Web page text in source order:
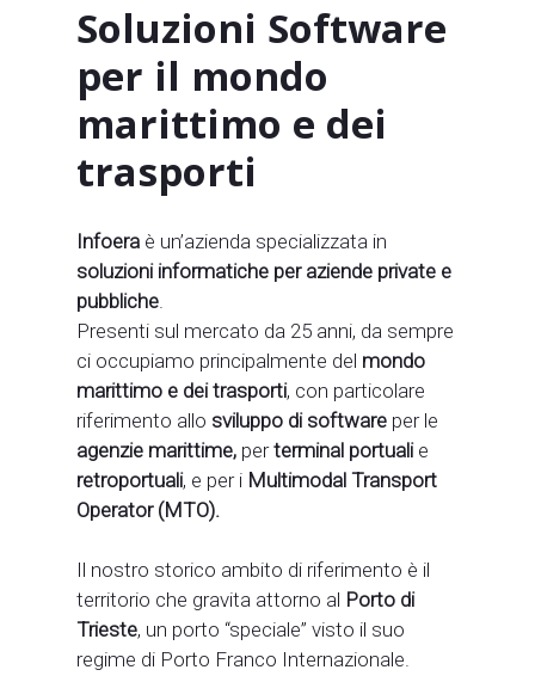
Soluzioni Software
per il mondo
marittimo e dei
trasporti
Infoera è un’azienda specializzata in
soluzioni informatiche per aziende private e
pubbliche
Presenti sul mercato da 25 anni, da sempre
ci occupiamo principalmente del mondo
marittimo e dei trasporti, con particolare
riferimento allo sviluppo di software per le
agenzie marittime, perterminal portualie
retroportuali, e per i Multimodal Transport
Operator (MTO).
Il nostro storico ambito di riferimento è il
territorio che gravita attorno al Porto di
Trieste, un porto “speciale” visto il suo
regime di Porto Franco Internazionale.